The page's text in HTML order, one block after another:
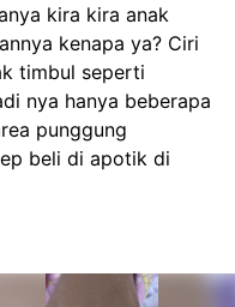
kira kira anak
kenapa ya? Ciri
timbul seperti
nya hanya beberapa
punggung
beli di apotik di